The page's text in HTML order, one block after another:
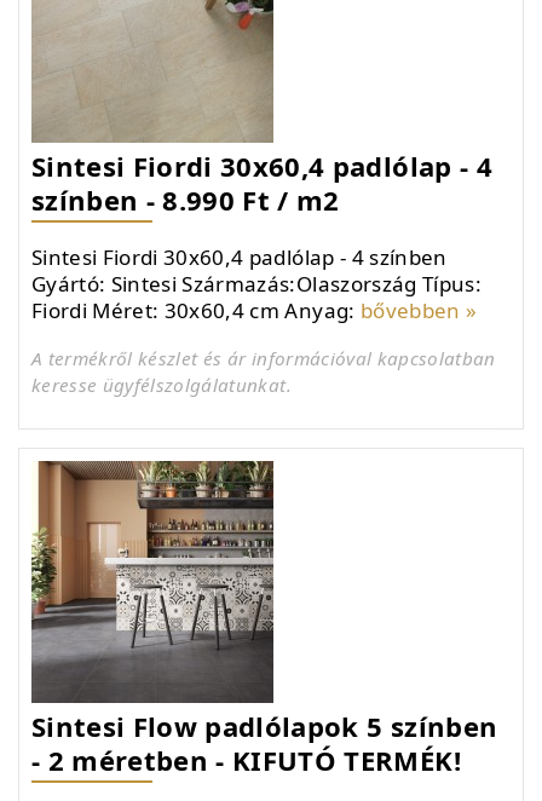
Sintesi Fiordi 30x60,4 padlólap - 4
színben - 8.990 Ft / m2
Sintesi Fiordi 30x60,4 padlólap - 4 színben
Gyártó: Sintesi Származás:Olaszország Típus:
Fiordi Méret: 30x60,4 cm Anyag: bővebben »
A termékről készlet és ár információval kapcsolatban
keresse ügyfélszolgálatunkat.
Sintesi Flow padlólapok 5 színben
- 2 méretben - KIFUTÓ TERMÉK!